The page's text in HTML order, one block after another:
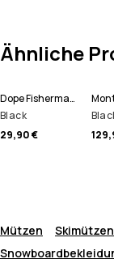
Ähnliche
Dope Fisherman Mütze
Black
29,90 €
Mützen Skimützen